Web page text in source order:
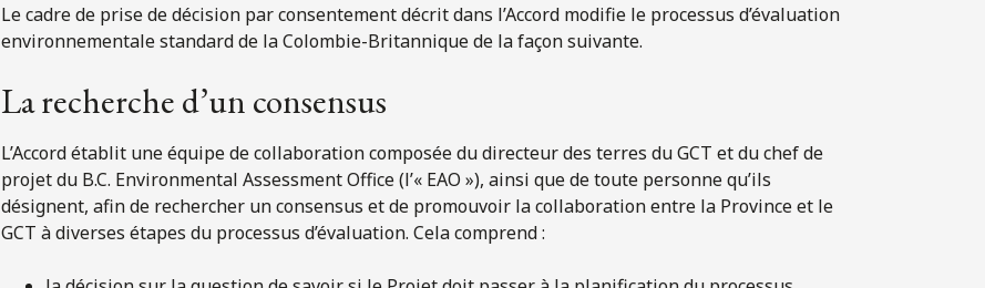
Le cadre de prise de décision par consentement décrit dans l’Accord modifie le processus d’évaluation
environnementale standard de la Colombie-Britannique de la façon suivante.
La recherche d’un consensus
L’Accord établit une équipe de collaboration composée du directeur des terres du GCT et du chef de
projet du B.C. Environmental Assessment Office (l’« EAO »), ainsi que de toute personne qu’ils
désignent, afin de rechercher un consensus et de promouvoir la collaboration entre la Province et le
GCT à diverses étapes du processus d’évaluation. Cela comprend :